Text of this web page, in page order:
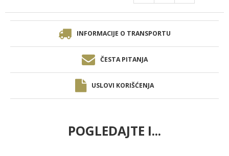
INFORMACIJE O TRANSPORTU
ČESTA PITANJA
USLOVI KORIŠĆENJA
POGLEDAJTE I...